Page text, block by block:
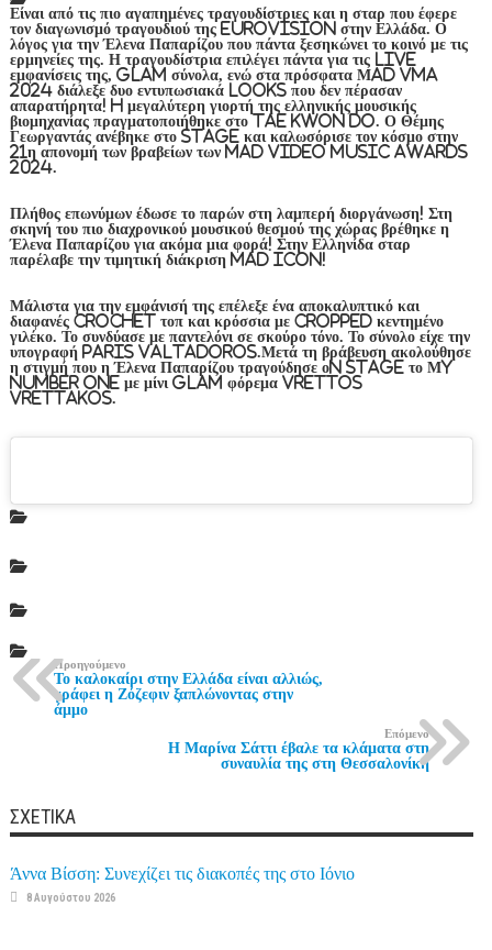
Είναι από τις πιο αγαπημένες τραγουδίστριες και η σταρ που έφερε
τον διαγωνισμό τραγουδιού της Eurovision στην Ελλάδα. Ο
λόγος για την Έλενα Παπαρίζου που πάντα ξεσηκώνει το κοινό με τις
ερμηνείες της. Η τραγουδίστρια επιλέγει πάντα για τις live
εμφανίσεις της, glam σύνολα, ενώ στα πρόσφατα Μad VMA
2024 διάλεξε δυο εντυπωσιακά looks που δεν πέρασαν
απαρατήρητα! H μεγαλύτερη γιορτή της ελληνικής μουσικής
βιομηχανίας πραγματοποιήθηκε στο Tae Kwon Do. Ο Θέμης
Γεωργαντάς ανέβηκε στο stage και καλωσόρισε τον κόσμο στην
21η απονομή των βραβείων των Mad Video Music Awards
2024.
Πλήθος επωνύμων έδωσε το παρών στη λαμπερή διοργάνωση! Στη
σκηνή του πιο διαχρονικού μουσικού θεσμού της χώρας βρέθηκε η
Έλενα Παπαρίζου για ακόμα μια φορά! Στην Ελληνίδα σταρ
παρέλαβε την τιμητική διάκριση Mad Icon!
Μάλιστα για την εμφάνισή της επέλεξε ένα αποκαλυπτικό και
διαφανές crochet τοπ και κρόσσια με cropped κεντημένο
γιλέκο. Το συνδύασε με παντελόνι σε σκούρο τόνο. Το σύνολο είχε την
υπογραφή Paris Valtadoros.Μετά τη βράβευση ακολούθησε
η στιγμή που η Έλενα Παπαρίζου τραγούδησε οn stage το Μy
Number One με μίνι glam φόρεμα Vrettos
Vrettakos.
Προηγούμενο
Το καλοκαίρι στην Ελλάδα είναι αλλιώς,
γράφει η Ζόζεφιν ξαπλώνοντας στην
άμμο
Επόμενο
Η Μαρίνα Σάττι έβαλε τα κλάματα στη
συναυλία της στη Θεσσαλονίκη
ΣΧΕΤΙΚΆ
Άννα Βίσση: Συνεχίζει τις διακοπές της στο Ιόνιο
8 Αυγούστου 2026